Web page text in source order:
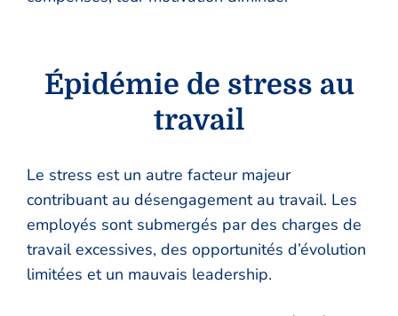
Épidémie de stress au
travail
Le stress est un autre facteur majeur
contribuant au désengagement au travail. Les
employés sont submergés par des charges de
travail excessives, des opportunités d’évolution
limitées et un mauvais leadership.